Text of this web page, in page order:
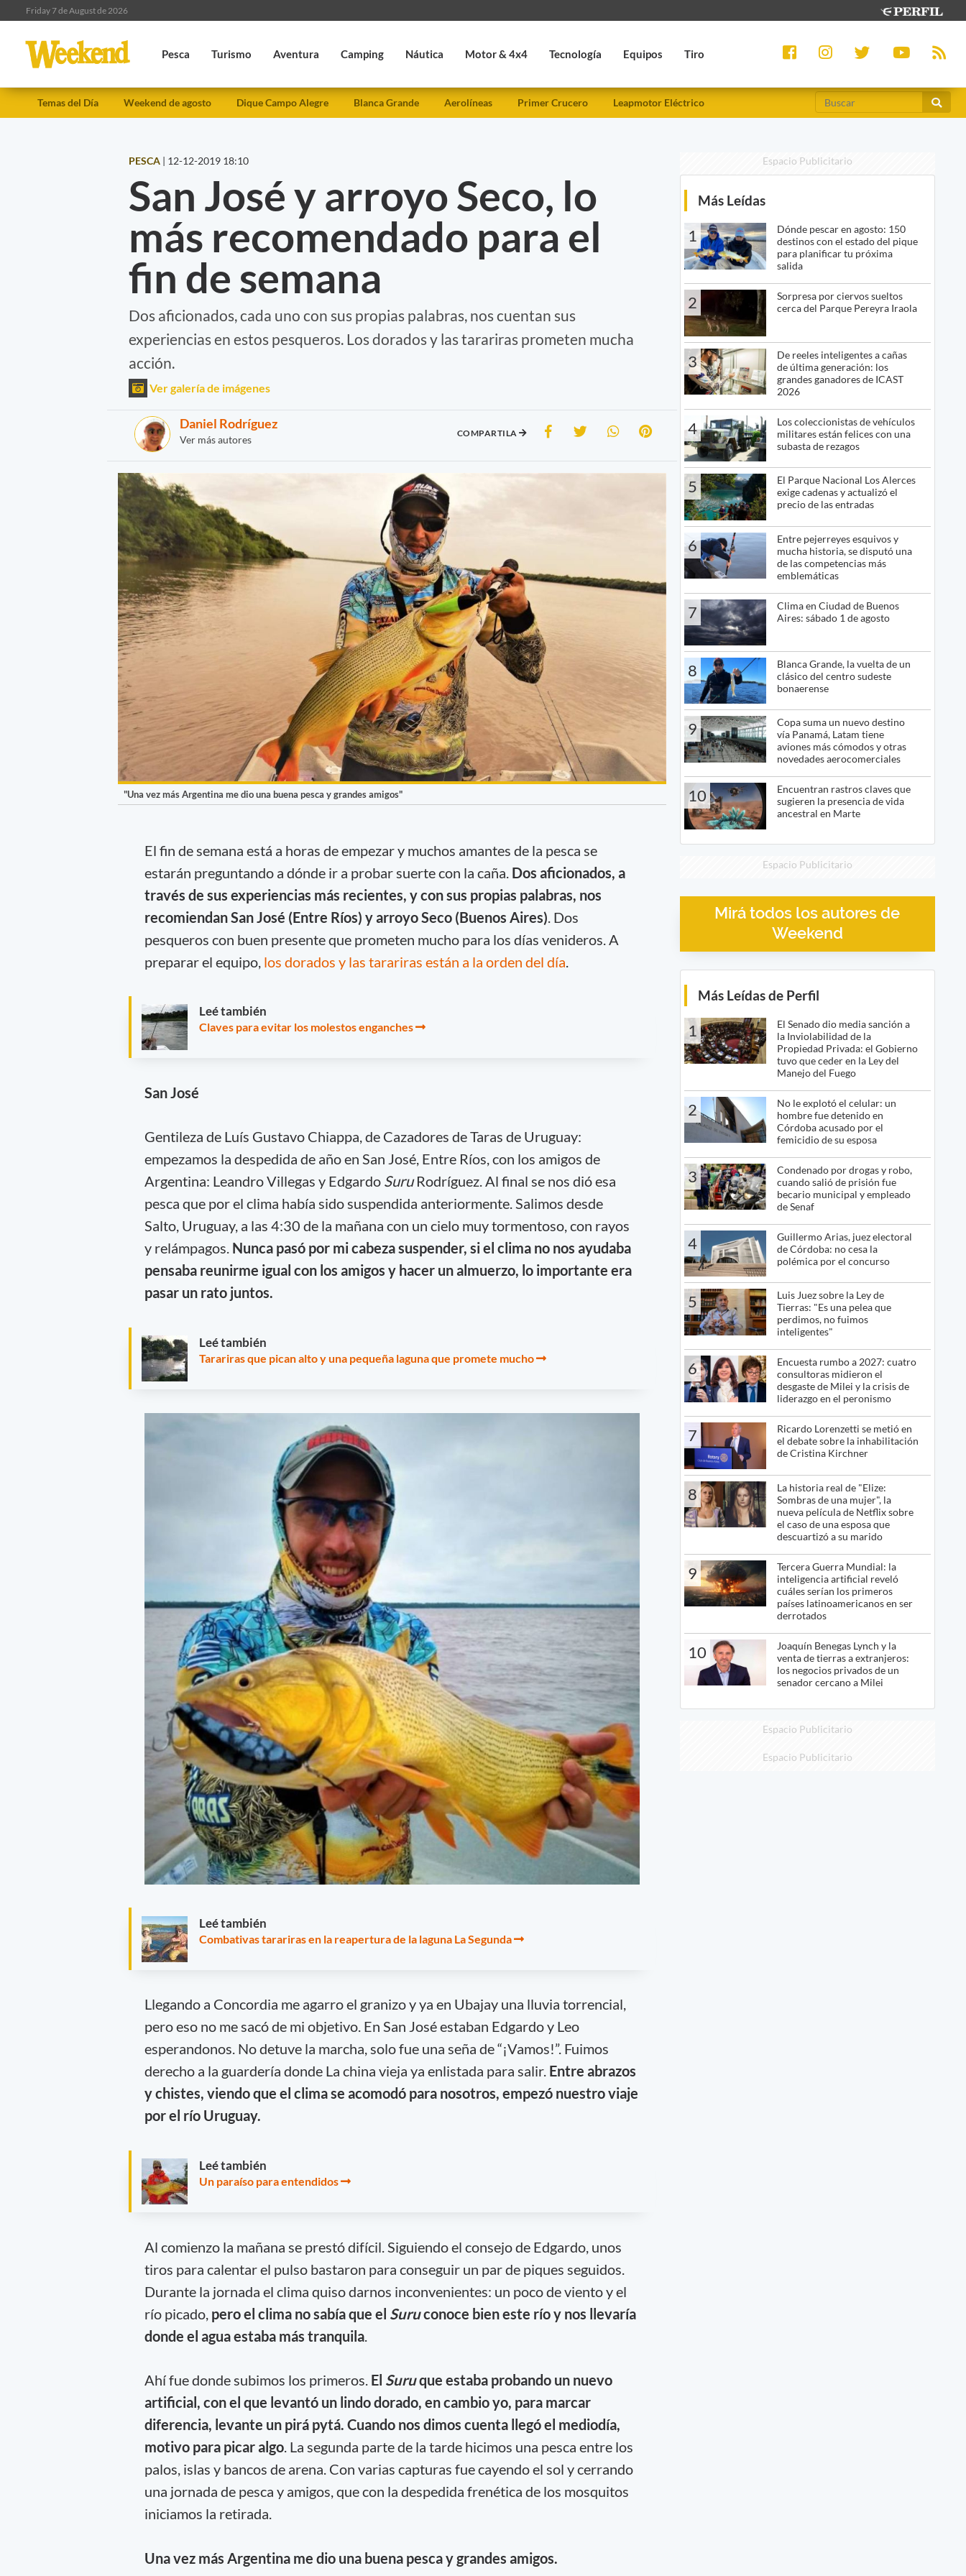
Friday 7 de August de 2026
Pesca Turismo Aventura Camping Náutica Motor & 4x4 Tecnología Equipos Tiro
Temas del Día Weekend de agosto Dique Campo Alegre Blanca Grande Aerolíneas Primer Crucero Leapmotor Eléctrico
PESCA | 12-12-2019 18:10
San José y arroyo Seco, lo
más recomendado para el
fin de semana
Dos aficionados, cada uno con sus propias palabras, nos cuentan sus
experiencias en estos pesqueros. Los dorados y las tarariras prometen mucha
acción.
Ver galería de imágenes
Daniel Rodríguez
Ver más autores
COMPARTILA
"Una vez más Argentina me dio una buena pesca y grandes amigos"
El fin de semana está a horas de empezar y muchos amantes de la pesca se
estarán preguntando a dónde ir a probar suerte con la caña. Dos aficionados, a
través de sus experiencias más recientes, y con sus propias palabras, nos
recomiendan San José (Entre Ríos) y arroyo Seco (Buenos Aires) . Dos
pesqueros con buen presente que prometen mucho para los días venideros. A
preparar el equipo, los dorados y las tarariras están a la orden del día
Leé también
Claves para evitar los molestos enganches
San José
Gentileza de Luís Gustavo Chiappa, de Cazadores de Taras de Uruguay:
empezamos la despedida de año en San José, Entre Ríos, con los amigos de
Argentina: Leandro Villegas y Edgardo SuruRodríguez. Al final se nos dió esa
pesca que por el clima había sido suspendida anteriormente. Salimos desde
Salto, Uruguay, a las 4:30 de la mañana con un cielo muy tormentoso, con rayos
y relámpagos. Nunca pasó por mi cabeza suspender, si el clima no nos ayudaba
pensaba reunirme igual con los amigos y hacer un almuerzo, lo importante era
pasar un rato juntos.
Leé también
Tarariras que pican alto y una pequeña laguna que promete mucho
Leé también
Combativas tarariras en la reapertura de la laguna La Segunda
Llegando a Concordia me agarro el granizo y ya en Ubajay una lluvia torrencial,
pero eso no me sacó de mi objetivo. En San José estaban Edgardo y Leo
esperandonos. No detuve la marcha, solo fue una seña de “¡Vamos!”. Fuimos
derecho a la guardería donde La china vieja ya enlistada para salir. Entre abrazos
y chistes, viendo que el clima se acomodó para nosotros, empezó nuestro viaje
por el río Uruguay.
Leé también
Un paraíso para entendidos
Al comienzo la mañana se prestó difícil. Siguiendo el consejo de Edgardo, unos
tiros para calentar el pulso bastaron para conseguir un par de piques seguidos.
Durante la jornada el clima quiso darnos inconvenientes: un poco de viento y el
río picado, pero el clima no sabía que el Suruconoce bien este río y nos llevaría
donde el agua estaba más tranquila.
Ahí fue donde subimos los primeros. El Suruque estaba probando un nuevo
artificial, con el que levantó un lindo dorado, en cambio yo, para marcar
diferencia, levante un pirá pytá. Cuando nos dimos cuenta llegó el mediodía,
motivo para picar algo. La segunda parte de la tarde hicimos una pesca entre los
palos, islas y bancos de arena. Con varias capturas fue cayendo el sol y cerrando
una jornada de pesca y amigos, que con la despedida frenética de los mosquitos
iniciamos la retirada.
Una vez más Argentina me dio una buena pesca y grandes amigos.
Espacio Publicitario
Más Leídas
1
Dónde pescar en agosto: 150
destinos con el estado del pique
para planificar tu próxima
salida
2
Sorpresa por ciervos sueltos
cerca del Parque Pereyra Iraola
3
De reeles inteligentes a cañas
de última generación: los
grandes ganadores de ICAST
2026
4
Los coleccionistas de vehículos
militares están felices con una
subasta de rezagos
5
El Parque Nacional Los Alerces
exige cadenas y actualizó el
precio de las entradas
6
Entre pejerreyes esquivos y
mucha historia, se disputó una
de las competencias más
emblemáticas
7
Clima en Ciudad de Buenos
Aires: sábado 1 de agosto
8
Blanca Grande, la vuelta de un
clásico del centro sudeste
bonaerense
9
Copa suma un nuevo destino
vía Panamá, Latam tiene
aviones más cómodos y otras
novedades aerocomerciales
10
Encuentran rastros claves que
sugieren la presencia de vida
ancestral en Marte
Espacio Publicitario
Mirá todos los autores de
Weekend
Más Leídas de Perfil
1
El Senado dio media sanción a
la Inviolabilidad de la
Propiedad Privada: el Gobierno
tuvo que ceder en la Ley del
Manejo del Fuego
2
No le explotó el celular: un
hombre fue detenido en
Córdoba acusado por el
femicidio de su esposa
3
Condenado por drogas y robo,
cuando salió de prisión fue
becario municipal y empleado
de Senaf
4
Guillermo Arias, juez electoral
de Córdoba: no cesa la
polémica por el concurso
5
Luis Juez sobre la Ley de
Tierras: "Es una pelea que
perdimos, no fuimos
inteligentes"
6
Encuesta rumbo a 2027: cuatro
consultoras midieron el
desgaste de Milei y la crisis de
liderazgo en el peronismo
7
Ricardo Lorenzetti se metió en
el debate sobre la inhabilitación
de Cristina Kirchner
8
La historia real de "Elize:
Sombras de una mujer", la
nueva película de Netflix sobre
el caso de una esposa que
descuartizó a su marido
9
Tercera Guerra Mundial: la
inteligencia artificial reveló
cuáles serían los primeros
países latinoamericanos en ser
derrotados
10
Joaquín Benegas Lynch y la
venta de tierras a extranjeros:
los negocios privados de un
senador cercano a Milei
Espacio Publicitario
Espacio Publicitario